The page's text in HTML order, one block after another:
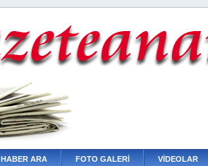
HABER ARA FOTO GALERİ VİDEOLAR